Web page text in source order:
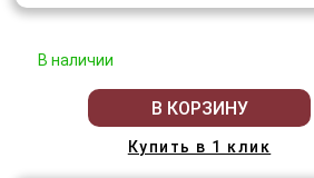
В наличии
В КОРЗИНУ
Купить в 1 клик